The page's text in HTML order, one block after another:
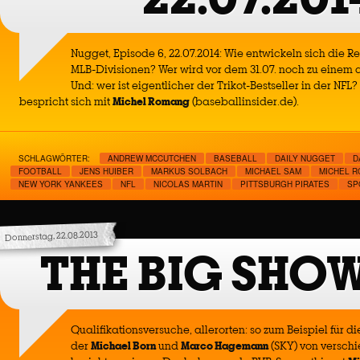
Nugget, Episode 6, 22.07.2014: Wie entwickeln sich die
MLB-Divisionen? Wer wird vor dem 31.07. noch zu
Und: wer ist eigentlicher der Trikot-Bestseller in der NFL?
bespricht sich mitMichel Romang(baseballinsider.de).
SCHLAGWÖRTER: ANDREW MCCUTCHEN BASEBALL DAILY NUGGET
FOOTBALL
JENS HUIBER MARKUS SOLBACH MICHAEL SAM
MICHEL
NEW YORK YANKEES
NFL NICOLAS MARTIN PITTSBURGH PIRATES
Donnerstag, 22.08.2013
THE BIG
Qualifikationsversuche, allerorten: so zum Beispiel für
derMichael BornundMarco Hagemann(SKY) von